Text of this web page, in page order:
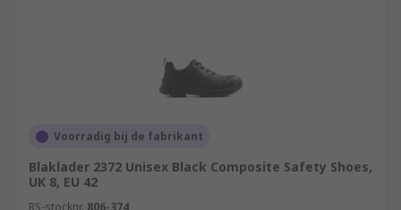
Voorradig bij de fabrikant
Blaklader 2372 Unisex Black Composite Safety Shoes,
UK 8, EU 42
RS-stocknr. 806-374